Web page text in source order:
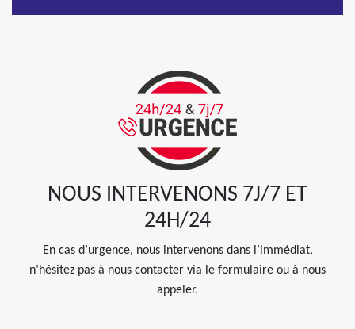
NOUS INTERVENONS 7J/7 ET
24H/24
En cas d’urgence, nous intervenons dans l’immédiat,
n’hésitez pas à nous contacter via le formulaire ou à nous
appeler.